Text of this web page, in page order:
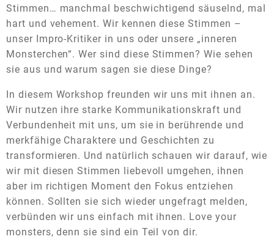
Stimmen… manchmal beschwichtigend säuselnd, mal
hart und vehement. Wir kennen diese Stimmen –
unser Impro-Kritiker in uns oder unsere „inneren
Monsterchen“. Wer sind diese Stimmen? Wie sehen
sie aus und warum sagen sie diese Dinge?
In diesem Workshop freunden wir uns mit ihnen an.
Wir nutzen ihre starke Kommunikationskraft und
Verbundenheit mit uns, um sie in berührende und
merkfähige Charaktere und Geschichten zu
transformieren. Und natürlich schauen wir darauf, wie
wir mit diesen Stimmen liebevoll umgehen, ihnen
aber im richtigen Moment den Fokus entziehen
können. Sollten sie sich wieder ungefragt melden,
verbünden wir uns einfach mit ihnen. Love your
monsters, denn sie sind ein Teil von dir.